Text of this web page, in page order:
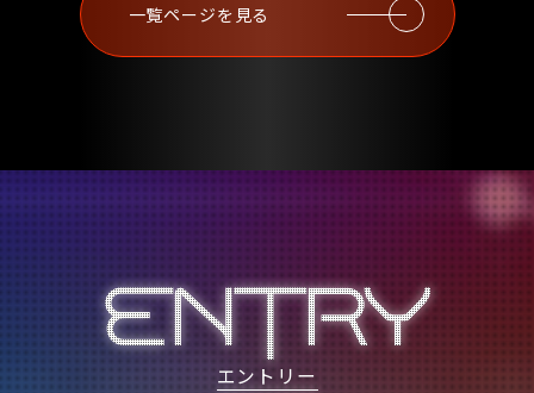
一覧ページを見る
ENTRY
エントリー